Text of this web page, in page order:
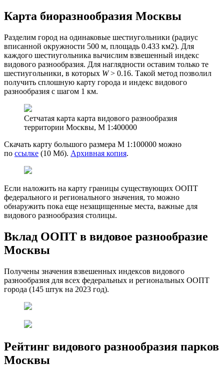
Карта биоразнообразия Москвы
Разделим город на одинаковые шестиугольники (радиус
вписанной окружности 500 м, площадь 0.433 км2). Для
каждого шестиугольника вычислим взвешенный индекс
видового разнообразия. Для наглядности оставим только те
шестиугольники, в которых W> 0.16. Такой метод позволил
получить сплошную карту города и индекс видового
разнообразия с шагом 1 км.
Сетчатая карта карта видового разнообразия
территории Москвы, М 1:400000
Скачать карту большого размера М 1:100000 можно
по ссылке (10 Мб). Архивная копия.
Если наложить на карту границы существующих ООПТ
федерального и регионального значения, то можно
обнаружить пока еще незащищенные места, важные для
видового разнообразия столицы.
Вклад ООПТ в видовое разнообразие
Москвы
Получены значения взвешенных индексов видового
разнообразия для всех федеральных и региональных ООПТ
города (145 штук на 2023 год).
Рейтинг видового разнообразия парков
Москвы